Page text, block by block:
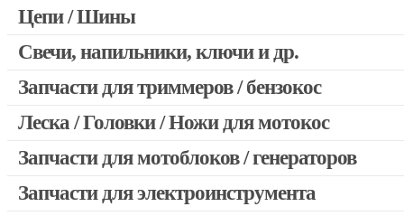
Цепи / Шины
Свечи, напильники, ключи и др.
Запчасти для триммеров / бензокос
Запчасти для Китайских триммеров
Запчасти для мотокос Stihl / Husqvarna / Oleo-mac / Echo и
Леска / Головки / Ножи для мотокос
Запчасти для мотоблоков / генераторов
Запчасти для электроинструмента